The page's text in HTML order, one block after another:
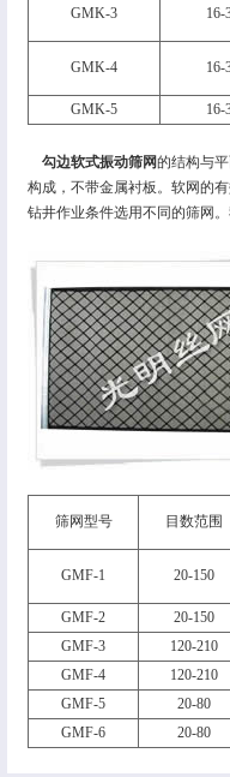
GMK-3 16-
GMK-4 16-
GMK-5
16-
勾边软式振动筛网的结构与
构成，不带金属衬板。软网的
钻井作业条件选用不同的筛网
筛网型号 目数范围
GMF-1 20-150
GMF-2
20-150
GMF-3
120-210
GMF-4
120-210
GMF-5
20-80
GMF-6
20-80